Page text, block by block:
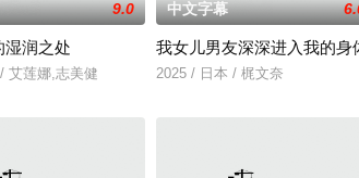
法般的故事。
瑞真展开。在面对跨越视力障碍、好不容易成为陶艺
9.0
湿润之处
艾莲娜,志美健
中文字幕
我女儿男友深深进入我的身
2025 / 日本 / 梶文奈